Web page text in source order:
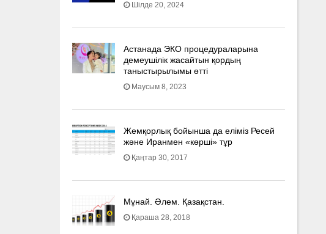
Шілде 20, 2024
Астанада ЭКО процедураларына
демеушілік жасайтын қордың
таныстырылымы өтті
Маусым 8, 2023
Жемқорлық бойынша да еліміз Ресей
және Иранмен «көрші» тұр
Қаңтар 30, 2017
Мұнай. Әлем. Қазақстан.
Қараша 28, 2018